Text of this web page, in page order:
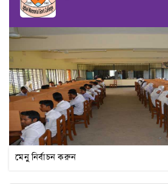
Previous
মেনু নির্বাচন করুন